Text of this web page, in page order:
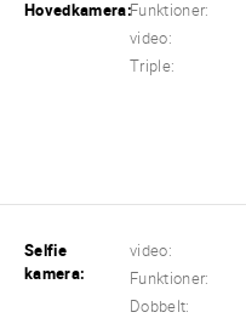
Hovedkamera:Funktioner:
video:
Triple:
Selfie
kamera:
video:
Funktioner:
Dobbelt: